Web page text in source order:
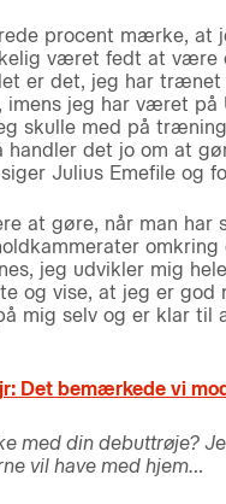
procent mærke, at
været fedt at være
er det, jeg har trænet
imens jeg har været på
skulle med på
handler det jo om at
Julius Emefile og
at gøre, når man har
omkring
jeg udvikler mig
og vise, at jeg er god
mig selv og er klar til
Det bemærkede vi
med din debuttrøje?
vil have med hjem…